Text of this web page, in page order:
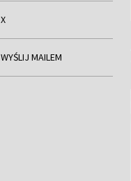
X
WYŚLIJ MAILEM